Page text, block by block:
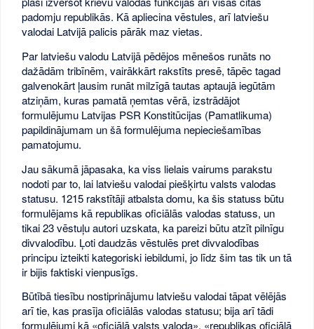
padomju republikās. Kā apliecina vēstules, arī latviešu
valodai Latvijā palicis pārāk maz vietas.
Par latviešu valodu Latvijā pēdējos mēnešos runāts no
dažādām tribīnēm, vairākkārt rakstīts presē, tāpēc tagad
galvenokārt ļausim runāt milzīgā tautas aptaujā iegūtām
atziņām, kuras pamatā ņemtas vērā, izstrādājot
formulējumu Latvijas PSR Konstitūcijas (Pamatlikuma)
papildinājumam un šā formulējuma nepieciešamības
pamatojumu.
Jau sākumā jāpasaka, ka viss lielais vairums parakstu
nodoti par to, lai latviešu valodai piešķirtu valsts valodas
statusu. 1215 rakstītāji atbalsta domu, ka šis statuss būtu
formulējams kā republikas oficiālās valodas statuss, un
tikai 23 vēstuļu autori uzskata, ka pareizi būtu atzīt pilnīgu
divvalodību. Ļoti daudzās vēstulēs pret divvalodības
principu izteikti kategoriski iebildumi, jo līdz šim tas tik un tā
ir bijis faktiski vienpusīgs.
Būtībā tiesību nostiprinājumu latviešu valodai tāpat vēlējās
arī tie, kas prasīja oficiālās valodas statusu; bija arī tādi
formulējumi kā «oficiālā valsts valoda», «republikas oficiālā